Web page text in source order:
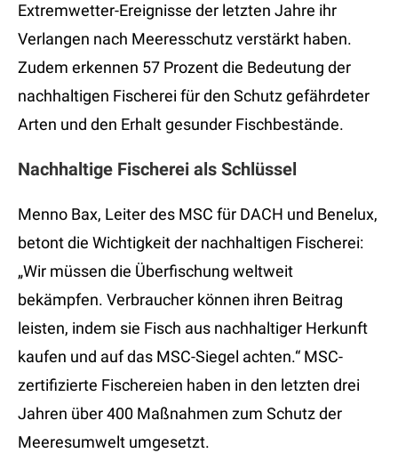
Extremwetter-Ereignisse der letzten Jahre ihr
Verlangen nach Meeresschutz verstärkt haben.
Zudem erkennen 57 Prozent die Bedeutung der
nachhaltigen Fischerei für den Schutz gefährdeter
Arten und den Erhalt gesunder Fischbestände.
Nachhaltige Fischerei als Schlüssel
Menno Bax, Leiter des MSC für DACH und Benelux,
betont die Wichtigkeit der nachhaltigen Fischerei:
„Wir müssen die Überfischung weltweit
bekämpfen. Verbraucher können ihren Beitrag
leisten, indem sie Fisch aus nachhaltiger Herkunft
kaufen und auf das MSC-Siegel achten.“ MSC-
zertifizierte Fischereien haben in den letzten drei
Jahren über 400 Maßnahmen zum Schutz der
Meeresumwelt umgesetzt.